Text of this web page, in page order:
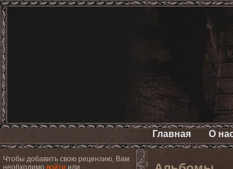
Главная О
Чтобы добавить свою рецензию, Вам
необходимо войти или